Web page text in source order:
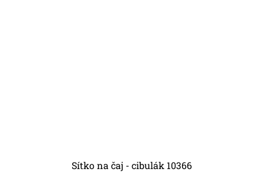
Sítko na čaj - cibulák 10366